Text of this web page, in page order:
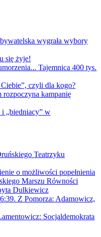
wygrała wybory
się żyje!
Tajemnica 400 tys.
czyli dla kogo?
rozpoczyna kampanię
„biedniacy” w
Teatrzyku
o możliwości popełnienia
Marszu Równości
Dulkiewicz
Z Pomorza: Adamowicz,
Socjaldemokrata